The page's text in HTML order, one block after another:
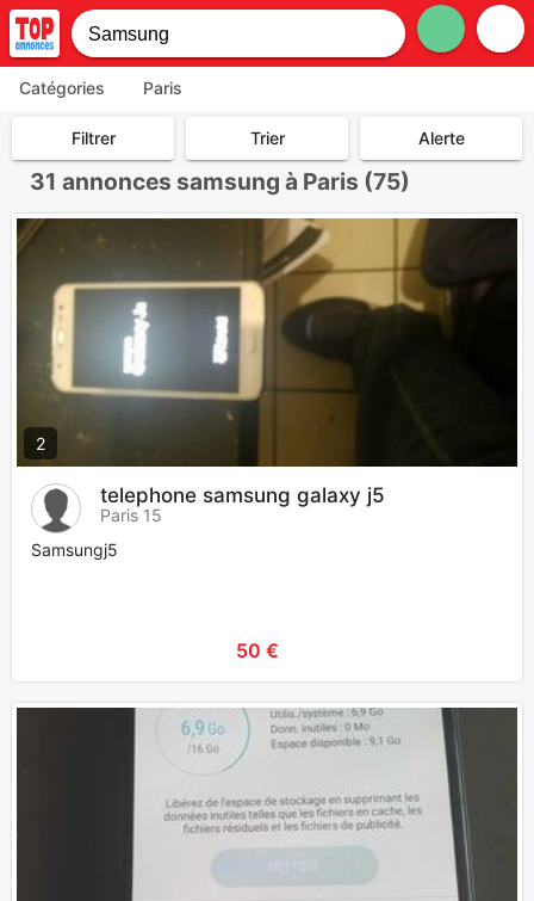
Catégories Paris
Filtrer Trier Alerte
31 annonces samsung à Paris (75)
2
telephone samsung galaxy j5
Paris 15
Samsungj5
50 €